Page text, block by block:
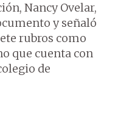
Nancy Ovelar,
y señaló
rubros como
que cuenta con
de